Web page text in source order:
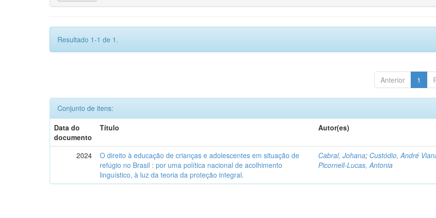
Resultado 1-1 de 1.
Anterior 1
Conjunto de itens:
Data do
documento
Título Autor(es)
2024
O direito à educação de crianças e adolescentes em situação de
refúgio no Brasil : por uma política nacional de acolhimento
linguístico, à luz da teoria da proteção integral.
Cabral, Johana; Custódio, André
Picornell-Lucas, Antonia